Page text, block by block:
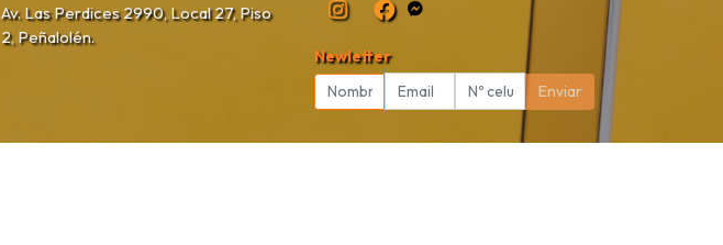
Av. Las Perdices 2990, Local 27, Piso
2, Peñalolén.
Newletter
Enviar